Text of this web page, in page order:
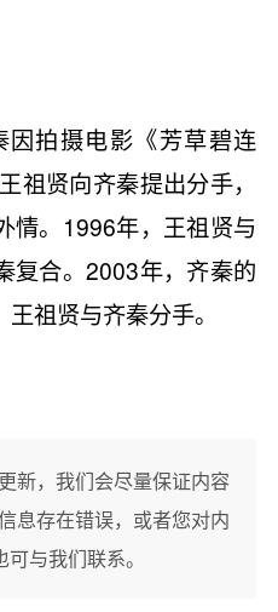
拍摄电影《芳草碧连
祖贤向齐秦提出分手，
情。1996年，王祖贤与
复合。2003年，齐秦的
祖贤与齐秦分手。
新，我们会尽量保证内容
息存在错误，或者您对内
与我们联系。